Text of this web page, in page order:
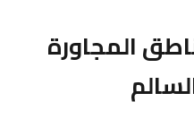
المجاورة